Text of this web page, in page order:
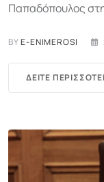
Παπαδόπουλος
BYE-ENIMEROSI
ΔΕΊΤΕ